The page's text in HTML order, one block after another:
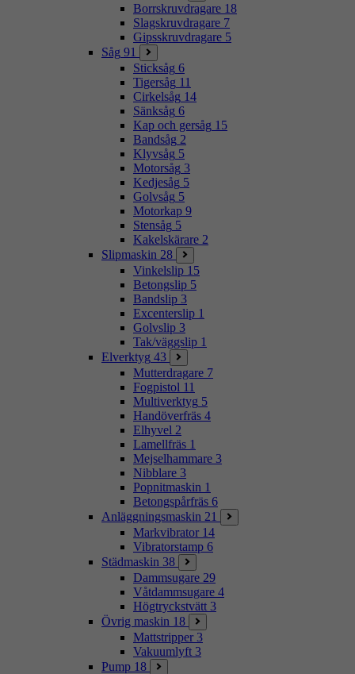
Borrskruvdragare 18
Slagskruvdragare 7
Gipsskruvdragare 5
Såg 91
Sticksåg 6
Tigersåg 11
Cirkelsåg 14
Sänksåg 6
Kap och gersåg 15
Bandsåg 2
Klyvsåg 5
Motorsåg 3
Kedjesåg 5
Golvsåg 5
Motorkap 9
Stensåg 5
Kakelskärare 2
Slipmaskin 28
Vinkelslip 15
Betongslip 5
Bandslip 3
Excenterslip 1
Golvslip 3
Tak/väggslip 1
Elverktyg 43
Mutterdragare 7
Fogpistol 11
Multiverktyg 5
Handöverfräs 4
Elhyvel 2
Lamellfräs 1
Mejselhammare 3
Nibblare 3
Popnitmaskin 1
Betongspårfräs 6
Anläggningsmaskin 21
Markvibrator 14
Vibratorstamp 6
Städmaskin 38
Dammsugare 29
Våtdammsugare 4
Högtryckstvätt 3
Övrig maskin 18
Mattstripper 3
Vakuumlyft 3
Pump 18